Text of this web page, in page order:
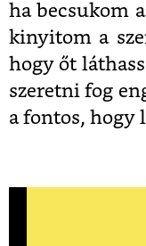
ha becsukom
kinyitom a
hogy őt
szeretni fog
a fontos, hogy